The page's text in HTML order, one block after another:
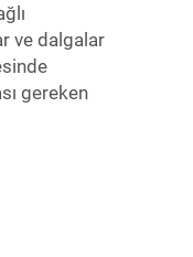
ve dalgalar
gereken